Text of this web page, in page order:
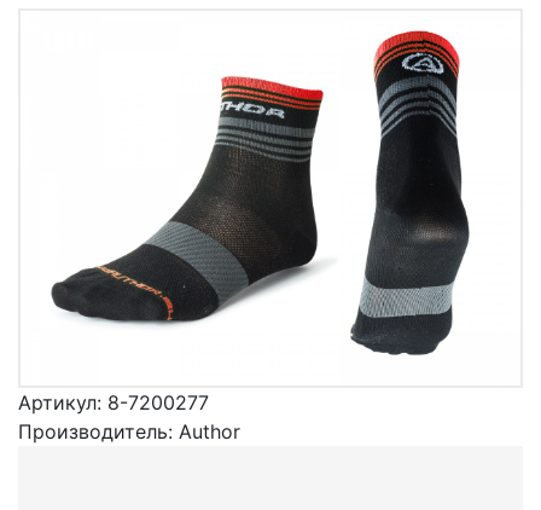
Артикул: 8-7200277
Производитель: Author